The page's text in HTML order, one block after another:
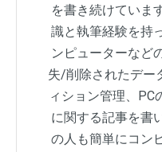
を書き続けていま
識と執筆経験を持
ンピューターなど
失/削除されたデー
ィション管理、PC
に関する記事を書
の人も簡単にコン